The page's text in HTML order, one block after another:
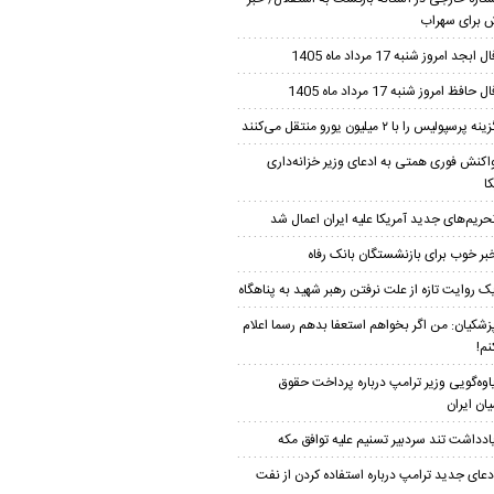
برای سهراب
ابجد امروز شنبه 17 مرداد ماه 1405
حافظ امروز شنبه 17 مرداد ماه 1405
پرسپولیس را با ۲ میلیون یورو منتقل می‌کنند
فوری همتی به ادعای وزیر خزانه‌داری
جدید آمریکا علیه ایران اعمال شد
خوب برای بازنشستگان بانک رفاه
روایت تازه از علت نرفتن رهبر شهید به پناهگاه
من اگر بخواهم استعفا بدهم رسما اعلام
وزیر ترامپ درباره پرداخت حقوق
ایران
تند سردبیر تسنیم علیه توافق مکه
جدید ترامپ درباره استفاده کردن از نفت